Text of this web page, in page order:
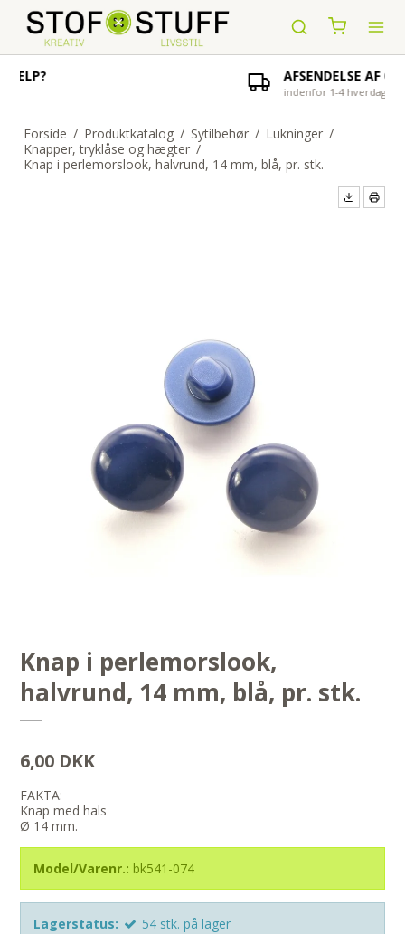
AFSENDELSE AF ORDRE
indenfor 1-4 hverdage
Forside / Produktkatalog / Sytilbehør / Lukninger /
Knapper, tryklåse og hægter /
Knap i perlemorslook, halvrund, 14 mm, blå, pr. stk.
Knap i perlemorslook,
halvrund, 14 mm, blå, pr. stk.
6,00 DKK
FAKTA:
Knap med hals
Ø 14 mm.
Model/Varenr.: bk541-074
Lagerstatus: 54 stk. på lager